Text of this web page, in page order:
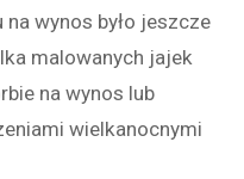
na wynos było jeszcze
malowanych jajek
na wynos lub
wielkanocnymi